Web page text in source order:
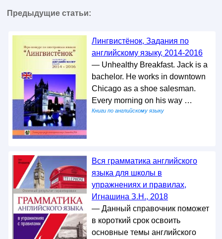
Предыдущие статьи:
Лингвистёнок, Задания по
английскому языку, 2014-2016
— Unhealthy Breakfast. Jack is a
bachelor. He works in downtown
Chicago as a shoe salesman.
Every morning on his way …
Книги по английскому языку
Вся грамматика английского
языка для школы в
упражнениях и правилах,
Игнашина З.Н., 2018
— Данный справочник поможет
в короткий срок освоить
основные темы английского